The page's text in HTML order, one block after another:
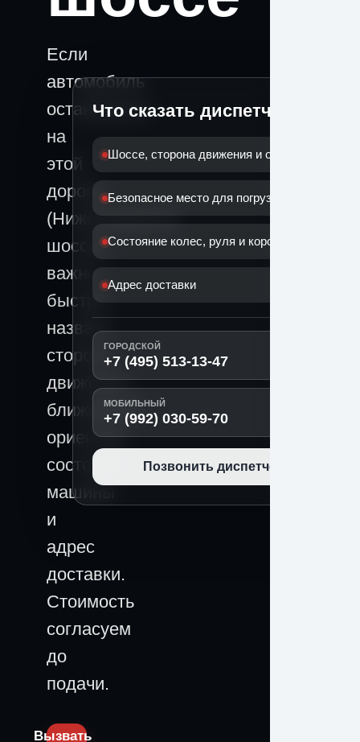
Если
автомобиль
остановился
на
этой
дороге
(Нижегородское
шоссе),
важно
быстро
назвать
сторону
движения,
ближайший
ориентир,
состояние
машины
и
адрес
доставки.
Стоимость
согласуем
до
подачи.
Вызвать
Что сказать диспетчеру
Шоссе, сторона движения и ориентир
Безопасное место для погрузки
Состояние колес, руля и коробки
Адрес доставки
ГОРОДСКОЙ
+7 (495) 513-13-47
МОБИЛЬНЫЙ
+7 (992) 030-59-70
Позвонить диспетчеру